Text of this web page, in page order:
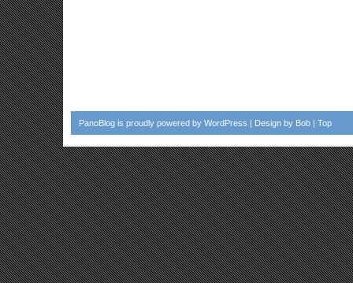
PanoBlog is proudly powered by WordPress | Design by Bob | Top